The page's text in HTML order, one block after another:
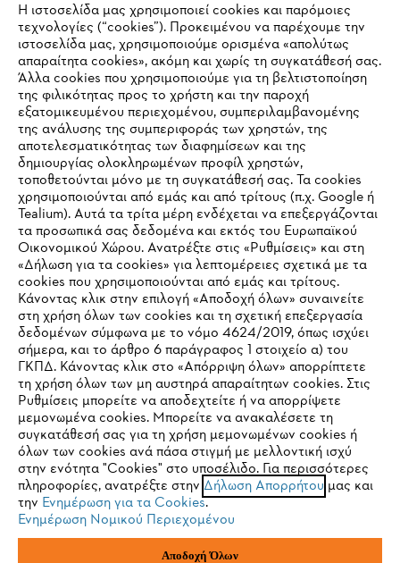
Μέσα ατομικής προστασίας
ΜΗ ΧΑΝΕΤΕ ΤΙΠΟΤΑ ΠΙΑ ΜΕ ΤΟ
ΕΝΗΜΕΡΩΤΙΚΟ ΔΕΛΤΙΟ ΤΗΣ STIHL.
Διεύθυνση email
Εγγραφείτε τώρα
#STIHL
IHR BROWSER WIRD NICHT
UNTERSTÜTZT
Sie nutzen einen Browser, den wir noch nicht unterstützen. Für
eine optimale Nutzung unserer Seite empfehlen wir Ihnen, zu
einem der folgenden Browser zu wechseln:
Firefox Chrome
Η ιστοσελίδα μας χρησιμοποιεί cookies και παρόμοιες
τεχνολογίες (“cookies”). Προκειμένου να παρέχουμε την
ιστοσελίδα μας, χρησιμοποιούμε ορισμένα «απολύτως
απαραίτητα cookies», ακόμη και χωρίς τη συγκατάθεσή σας.
Άλλα cookies που χρησιμοποιούμε για τη βελτιστοποίηση
της φιλικότητας προς το χρήστη και την παροχή
εξατομικευμένου περιεχομένου, συμπεριλαμβανομένης
της ανάλυσης της συμπεριφοράς των χρηστών, της
αποτελεσματικότητας των διαφημίσεων και της
δημιουργίας ολοκληρωμένων προφίλ χρηστών,
τοποθετούνται μόνο με τη συγκατάθεσή σας. Τα cookies
χρησιμοποιούνται από εμάς και από τρίτους (π.χ. Google ή
Tealium). Αυτά τα τρίτα μέρη ενδέχεται να επεξεργάζονται
τα προσωπικά σας δεδομένα και εκτός του Ευρωπαϊκού
Οικονομικού Χώρου. Ανατρέξτε στις «Ρυθμίσεις» και στη
«Δήλωση για τα cookies» για λεπτομέρειες σχετικά με τα
cookies που χρησιμοποιούνται από εμάς και τρίτους.
Κάνοντας κλικ στην επιλογή «Αποδοχή όλων» συναινείτε
στη χρήση όλων των cookies και τη σχετική επεξεργασία
δεδομένων σύμφωνα με το νόμο 4624/2019, όπως ισχύει
σήμερα, και το άρθρο 6 παράγραφος 1 στοιχείο α) του
ΓΚΠΔ. Κάνοντας κλικ στο «Απόρριψη όλων» απορρίπτετε
τη χρήση όλων των μη αυστηρά απαραίτητων cookies. Στις
Ρυθμίσεις μπορείτε να αποδεχτείτε ή να απορρίψετε
μεμονωμένα cookies. Μπορείτε να ανακαλέσετε τη
συγκατάθεσή σας για τη χρήση μεμονωμένων cookies ή
όλων των cookies ανά πάσα στιγμή με μελλοντική ισχύ
στην ενότητα "Cookies" στο υποσέλιδο. Για περισσότερες
πληροφορίες, ανατρέξτε στην Δήλωση Απορρήτου μας και
την Ενημέρωση για τα Cookies.
Ενημέρωση Νομικού Περιεχομένου
Αποδοχή Όλων